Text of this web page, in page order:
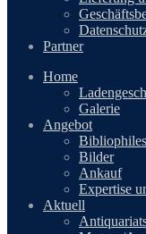
Partner
Home
Galerie
Angebot
Bilder
Ankauf
Expertise
Aktuell